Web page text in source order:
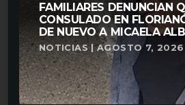
FAMILIARES DENUNCIAN
CONSULADO EN
DE NUEVO A MICAELA
NOTICIAS | AGOSTO 7, 2026